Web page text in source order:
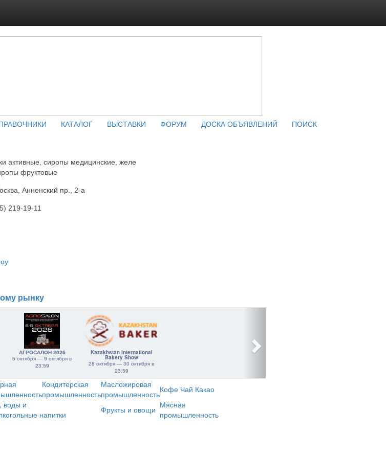
КАТАЛОГ ВЫСТАВКИ ФОРУМ ДОСКА ОБЪЯВЛЕНИЙ
ПОИСК
активные, сиропы медицинские, желе
фруктовые
Анненский пр., 2-а
219-19-11
рынку
АГРОСАЛОН 2026
6 октября — 9 октября в
23:59
Kazakhstan International
Bakery Show
28 октября — 30 октября в
23:59
Кондитерская
промышленность
Масложировая
промышленностьКофе Чай Какао
воды и
напитки
Фрукты и овощи Мясная
промышленность